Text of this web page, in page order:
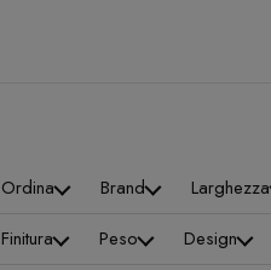
Ordina Brand Larghezza
Finitura
Peso Design